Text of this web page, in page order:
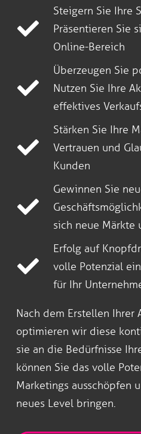
Steigern Sie Ihre
Präsentieren Sie
Online-Bereich
Überzeugen Sie
Nutzen Sie Ihre
effektives
Stärken Sie Ihre
Vertrauen und
Kunden
Gewinnen Sie
sich neue Märkte
Erfolg auf
volle Potenzial
für Ihr
Nach dem Erstellen Ihrer
optimieren wir diese
sie an die Bedürfnisse
können Sie das volle
Marketings ausschöpfen
neues Level bringen.